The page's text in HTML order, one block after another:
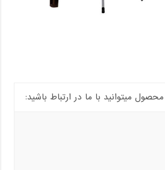
میتوانید با ما در ارتباط باشید: